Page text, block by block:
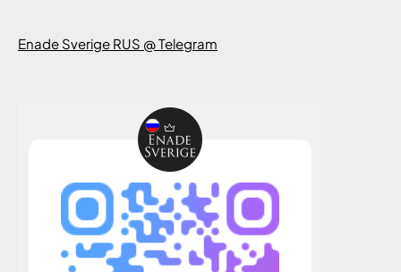
Enade Sverige RUS @ Telegram